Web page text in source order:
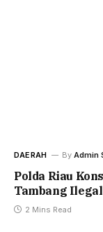
DAERAH By Admin
Polda Riau
Tambang
2 Mins Read